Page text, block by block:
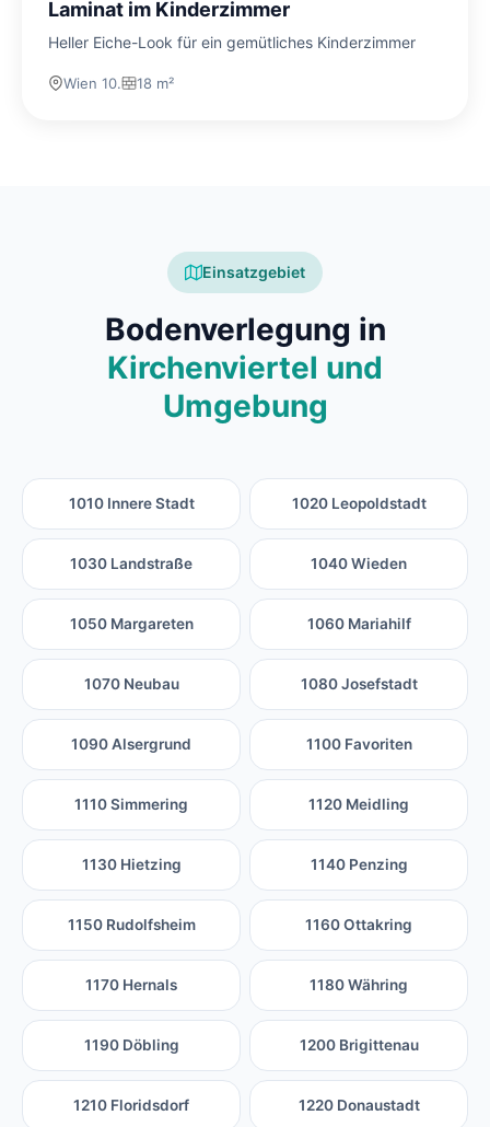
Laminat im Kinderzimmer
Heller Eiche-Look für ein gemütliches Kinderzimmer
Wien 10. 18 m²
Einsatzgebiet
Bodenverlegung in
Kirchenviertel und
Umgebung
1010 Innere Stadt 1020 Leopoldstadt
1030 Landstraße 1040 Wieden
1050 Margareten 1060 Mariahilf
1070 Neubau 1080 Josefstadt
1090 Alsergrund 1100 Favoriten
1110 Simmering 1120 Meidling
1130 Hietzing 1140 Penzing
1150 Rudolfsheim 1160 Ottakring
1170 Hernals 1180 Währing
1190 Döbling 1200 Brigittenau
1210 Floridsdorf 1220 Donaustadt